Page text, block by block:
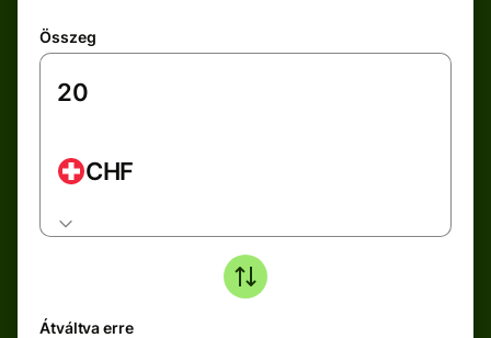
Összeg
CHF
Átváltva erre